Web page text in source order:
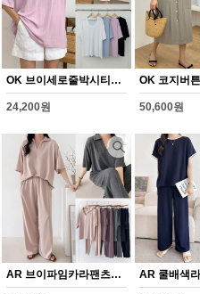
OK 브이세로줄박시티셔츠(Y375H608)
24,200원 50,600원
AR 브이파임카라팬츠세트(Y378H608)